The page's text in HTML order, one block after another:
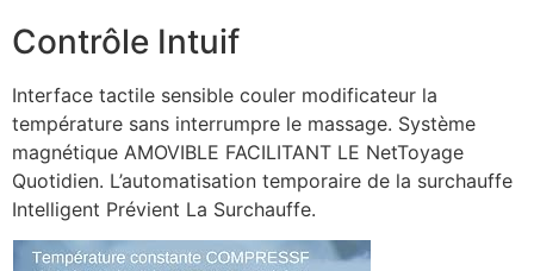
Contrôle Intuif
Interface tactile sensible couler modificateur la
température sans interrumpre le massage. Système
magnétique AMOVIBLE FACILITANT LE NetToyage
Quotidien. L’automatisation temporaire de la surchauffe
Intelligent Prévient La Surchauffe.